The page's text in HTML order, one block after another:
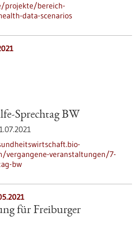
projekte/bereich-
data-scenarios
Sprechtag BW
vergangene-veranstaltungen/7-
bw
für Freiburger